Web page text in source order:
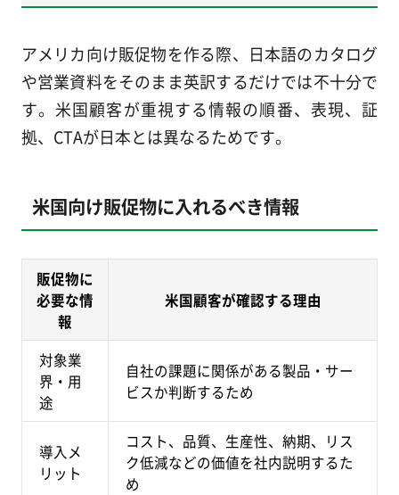
アメリカ向け販促物を作る際、日本語のカタログ
や営業資料をそのまま英訳するだけでは不十分で
す。米国顧客が重視する情報の順番、表現、証
拠、CTAが日本とは異なるためです。
米国向け販促物に入れるべき情報
販促物に
必要な情
報
米国顧客が確認する理由
対象業
界・用
途
自社の課題に関係がある製品・サー
ビスか判断するため
導入メ
リット
コスト、品質、生産性、納期、リス
ク低減などの価値を社内説明するた
め